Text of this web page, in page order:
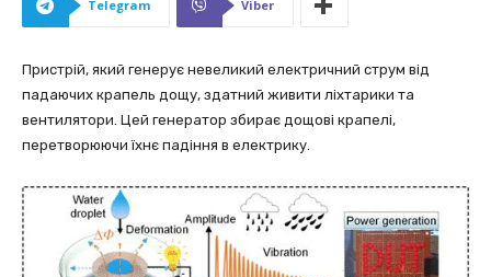
Telegram Viber
Пристрій, який генерує невеликий електричний струм від
падаючих крапель дощу, здатний живити ліхтарики та
вентилятори. Цей генератор збирає дощові крапелі,
перетворюючи їхнє падіння в електрику.